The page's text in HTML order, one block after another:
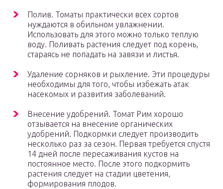
Полив. Томаты практически всех сортов
нуждаются в обильном увлажнении.
Использовать для этого можно только теплую
воду. Поливать растения следует под корень,
стараясь не попадать на завязи и листья.
Удаление сорняков и рыхление. Эти процедуры
необходимы для того, чтобы избежать атак
насекомых и развития заболеваний.
Внесение удобрений. Томат Рим хорошо
отзывается на внесение органических
удобрений. Подкормки следует производить
несколько раз за сезон. Первая требуется спустя
14 дней после пересаживания кустов на
постоянное место. После этого подкормить
растения следует на стадии цветения,
формирования плодов.